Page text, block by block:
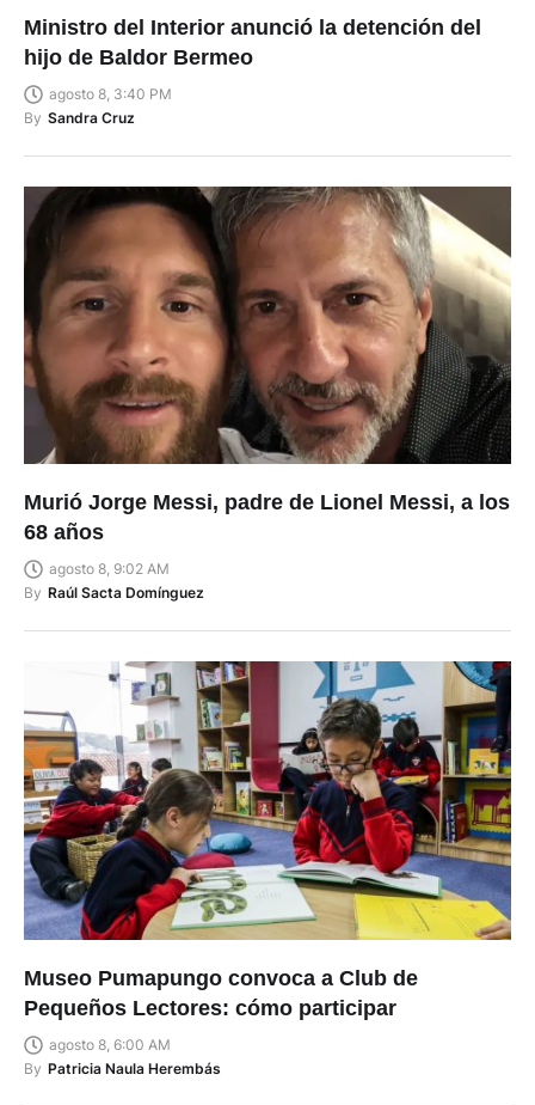
Ministro del Interior anunció la detención del
hijo de Baldor Bermeo
agosto 8, 3:40 PM
By Sandra Cruz
Murió Jorge Messi, padre de Lionel Messi, a los
68 años
agosto 8, 9:02 AM
By Raúl Sacta Domínguez
Museo Pumapungo convoca a Club de
Pequeños Lectores: cómo participar
agosto 8, 6:00 AM
By Patricia Naula Herembás